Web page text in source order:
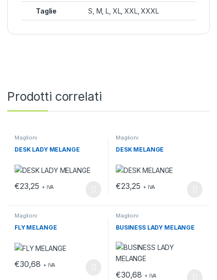
Taglie S, M, L, XL, XXL, XXXL
Prodotti correlati
Maglioni
DESK LADY MELANGE
€23,25 + IVA
Maglioni
DESK MELANGE
€23,25 + IVA
Maglioni
FLY MELANGE
€30,68 + IVA
Questo prodotto ha più varianti. Le opzioni possono essere
Maglioni
BUSINESS LADY MELANGE
€30,68 + IVA